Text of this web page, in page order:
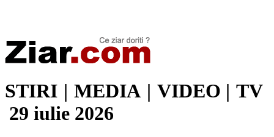
STIRI | MEDIA | VIDEO | TV
29 iulie 2026